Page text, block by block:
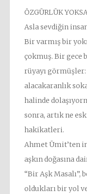
ÖZGÜRLÜK
Asla sevdiğin
Bir varmış bir
çokmuş. Bir gece
rüyayı
alacakaranlık
halinde
sonra, artık ne
hakikatleri.
Ahmet Ümit’ten
aşkın doğasına
“Bir Aşk Masalı”,
oldukları bir yol ve